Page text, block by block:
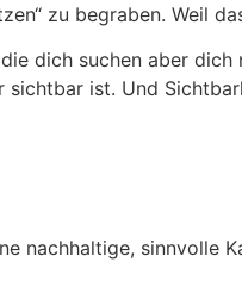
zu begraben. Weil
dich suchen aber
ist. Und
nachhaltige, sinnvolle